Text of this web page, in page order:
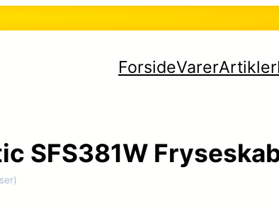
ForsideVarerArtikler
SFS381W